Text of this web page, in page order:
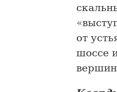
от
шоссе